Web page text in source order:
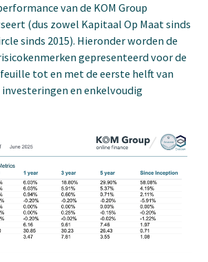
van de KOM Group
(dus zowel Kapitaal Op Maat sinds
sinds 2015). Hieronder worden de
gepresenteerd voor de
tot en met de eerste helft van
investeringen en enkelvoudig